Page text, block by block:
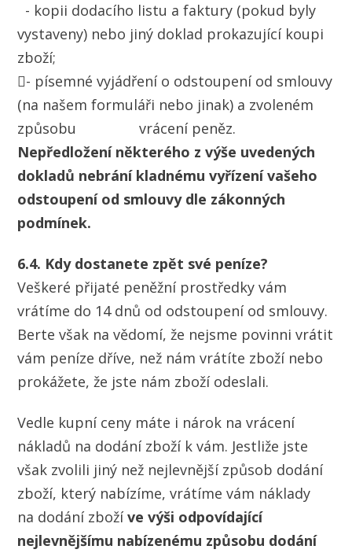
- kopii dodacího listu a faktury (pokud byly
vystaveny) nebo jiný doklad prokazující koupi
zboží;
- písemné vyjádření o odstoupení od smlouvy
(na našem formuláři nebo jinak) a zvoleném
způsobu vrácení peněz.
Nepředložení některého z výše uvedených
dokladů nebrání kladnému vyřízení vašeho
odstoupení od smlouvy dle zákonných
podmínek.
6.4. Kdy dostanete zpět své peníze?
Veškeré přijaté peněžní prostředky vám
vrátíme do 14 dnů od odstoupení od smlouvy.
Berte však na vědomí, že nejsme povinni vrátit
vám peníze dříve, než nám vrátíte zboží nebo
prokážete, že jste nám zboží odeslali.
Vedle kupní ceny máte i nárok na vrácení
nákladů na dodání zboží k vám. Jestliže jste
však zvolili jiný než nejlevnější způsob dodání
zboží, který nabízíme, vrátíme vám náklady
na dodání zbožíve výši odpovídající
nejlevnějšímu nabízenému způsobu dodání